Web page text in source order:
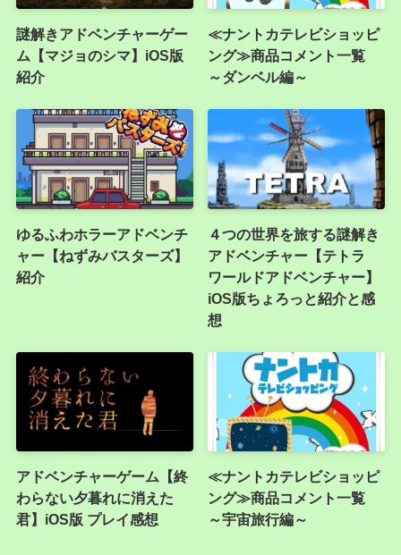
謎解きアドベンチャーゲー
ム【マジョのシマ】iOS版
紹介
≪ナントカテレビショッピ
ング≫商品コメント一覧
～ダンベル編～
ゆるふわホラーアドベンチ
ャー【ねずみバスターズ】
紹介
４つの世界を旅する謎解き
アドベンチャー【テトラ
ワールドアドベンチャー】
iOS版ちょろっと紹介と感
想
アドベンチャーゲーム【終
わらない夕暮れに消えた
君】iOS版 プレイ感想
≪ナントカテレビショッピ
ング≫商品コメント一覧
～宇宙旅行編～